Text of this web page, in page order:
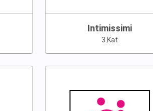
Intimissimi
3.Kat